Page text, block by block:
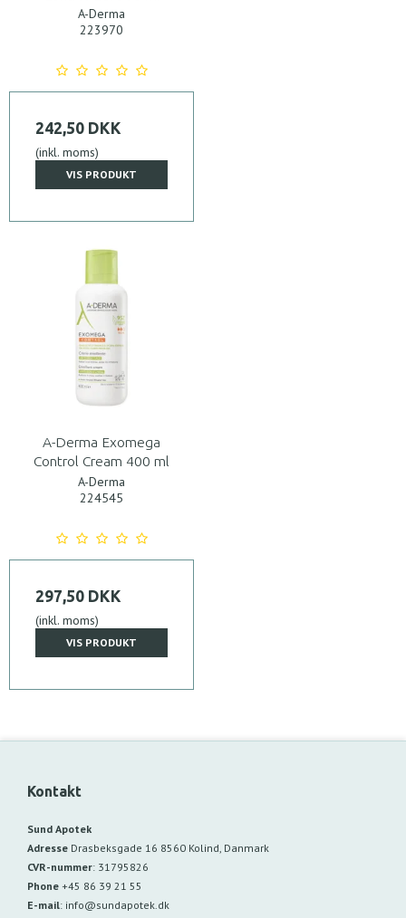
A-Derma
223970
242,50 DKK
(inkl. moms)
VIS PRODUKT
A-Derma Exomega
Control Cream 400 ml
A-Derma
224545
297,50 DKK
(inkl. moms)
VIS PRODUKT
Kontakt
Sund Apotek
Adresse Drasbeksgade 16 8560 Kolind, Danmark
CVR-nummer: 31795826
Phone +45 86 39 21 55
E-mail: info@sundapotek.dk